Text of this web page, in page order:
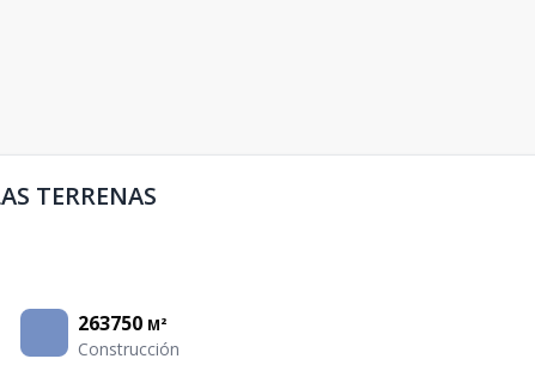
TERRENAS
263750 M²
Construcción